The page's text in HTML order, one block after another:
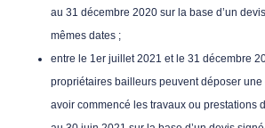
au 31 décembre 2020 sur la base d’un
mêmes dates ;
entre le 1er juillet 2021 et le 31 décembre
propriétaires bailleurs peuvent déposer
avoir commencé les travaux ou prestations